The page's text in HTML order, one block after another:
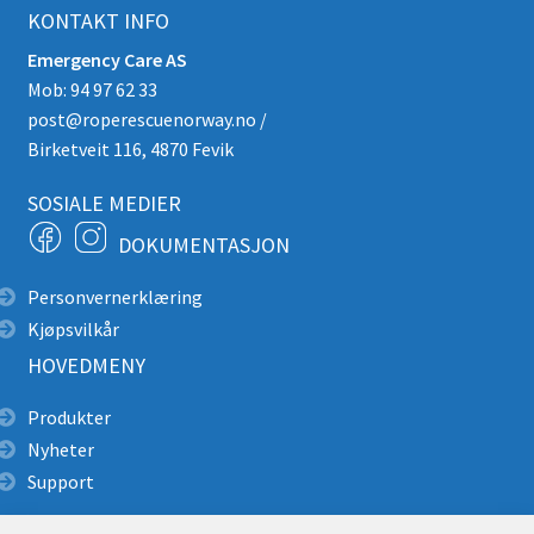
KONTAKT INFO
Emergency Care AS
Mob: 94 97 62 33
post@roperescuenorway.no /
Birketveit 116, 4870 Fevik
SOSIALE MEDIER
DOKUMENTASJON
Personvernerklæring
Kjøpsvilkår
HOVEDMENY
Produkter
Nyheter
Support